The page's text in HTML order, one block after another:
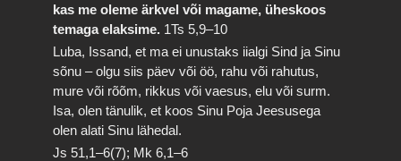
kas me oleme ärkvel või magame, üheskoos
temaga elaksime. 1Ts 5,9–10
Luba, Issand, et ma ei unustaks iialgi Sind ja Sinu
sõnu – olgu siis päev või öö, rahu või rahutus,
mure või rõõm, rikkus või vaesus, elu või surm.
Isa, olen tänulik, et koos Sinu Poja Jeesusega
olen alati Sinu lähedal.
Js 51,1–6(7); Mk 6,1–6